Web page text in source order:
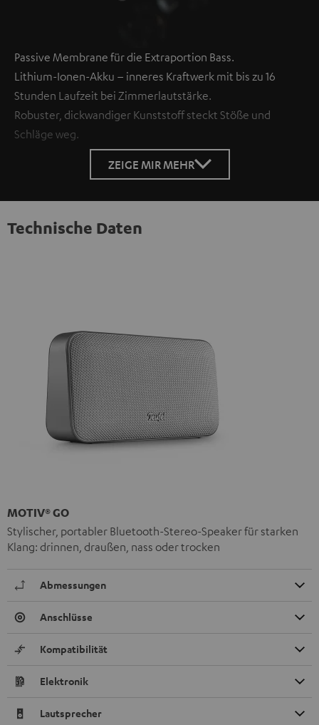
Passive Membrane für die Extraportion Bass.
Lithium-Ionen-Akku – inneres Kraftwerk mit bis zu 16
Stunden Laufzeit bei Zimmerlautstärke.
Robuster, dickwandiger Kunststoff steckt Stöße und
Schläge weg.
ZEIGE MIR MEHR
Technische Daten
MOTIV® GO
Stylischer, portabler Bluetooth-Stereo-Speaker für starken
Klang: drinnen, draußen, nass oder trocken
Abmessungen
Anschlüsse
Kompatibilität
Elektronik
Lautsprecher